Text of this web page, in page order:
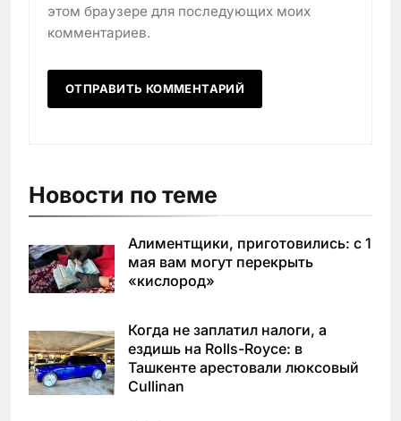
этом браузере для последующих моих
комментариев.
Новости по теме
Алиментщики, приготовились: с 1
мая вам могут перекрыть
«кислород»
Когда не заплатил налоги, а
ездишь на Rolls-Royce: в
Ташкенте арестовали люксовый
Cullinan